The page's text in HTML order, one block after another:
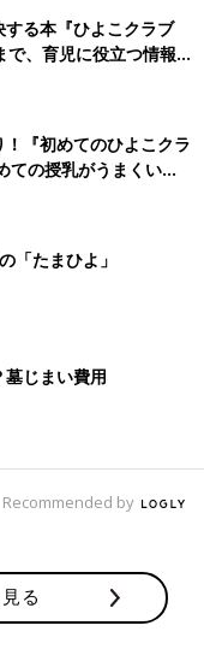
生まれてすぐ呼
が。
しいね”などと話して
の医師に“実優ちゃ
専門医に診てもらい
）
り、ミルクが飲めな
ある総合病院に搬送
てしまったんです。
て、片道90分かけて
、面会は15分しかでき
1月末に退院しまし
る本『ひよこクラブ
、育児に役立つ情報が
『初めてのひよこクラ
ての授乳がうまくい
夏のトラブル 解決テ
「たまひよ」
じまい費用
Recommended by
る